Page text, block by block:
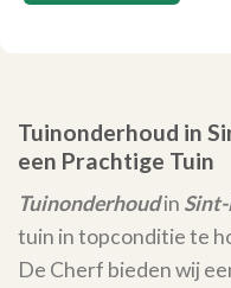
Tuinonderhoud in
een Prachtige Tuin
Tuinonderhoudin
tuin in topconditie te
De Cherf bieden wij